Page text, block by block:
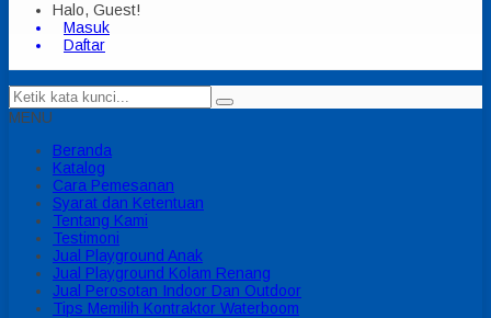
Halo, Guest!
Masuk
Daftar
MENU
Beranda
Katalog
Cara Pemesanan
Syarat dan Ketentuan
Tentang Kami
Testimoni
Jual Playground Anak
Jual Playground Kolam Renang
Jual Perosotan Indoor Dan Outdoor
Tips Memilih Kontraktor Waterboom